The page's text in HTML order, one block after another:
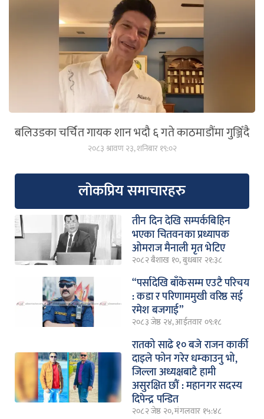
बलिउडका चर्चित गायक शान भदौ ६ गते काठमाडौंमा गुञ्जिँदै
२०८३ श्रावण २३, शनिबार १९:०२
लोकप्रिय समाचारहरु
तीन दिन देखि सम्पर्कबिहिन
भएका चितवनका प्रध्यापक
ओमराज मैनाली मृत भेटिए
२०८२ बैशाख १०, बुधबार २१:३८
“पर्सादेखि बाँकेसम्म एउटै परिचय
: कडा र परिणाममुखी वरिष्ठ सई
रमेश बजगाई”
२०८३ जेष्ठ २४, आईतवार ०९:१८
रातको साढे १० बजे राजन कार्की
दाइले फोन गरेर धम्काउनु भो,
जिल्ला अध्यक्षबाटै हामी
असुरक्षित छौं : महानगर सदस्य
दिपेन्द्र पन्डित
२०८२ जेष्ठ २०, मंगलवार १५:४८